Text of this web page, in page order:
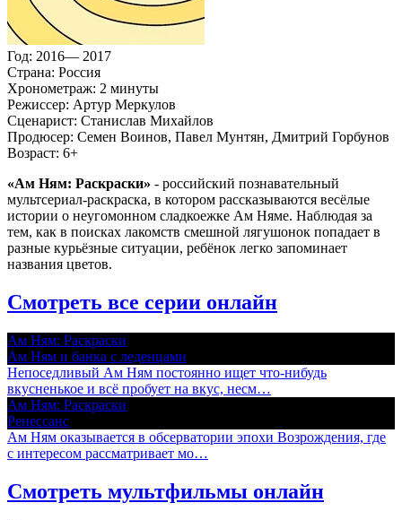
Год: 2016— 2017
Страна: Россия
Хронометраж: 2 минуты
Режиссер: Артур Меркулов
Сценарист: Станислав Михайлов
Продюсер: Семен Воинов, Павел Мунтян, Дмитрий Горбунов
Возраст: 6+
«Ам Ням: Раскраски» - российский познавательный
мультсериал-раскраска, в котором рассказываются весёлые
истории о неугомонном сладкоежке Ам Няме. Наблюдая за
тем, как в поисках лакомств смешной лягушонок попадает в
разные курьёзные ситуации, ребёнок легко запоминает
названия цветов.
Смотреть все серии онлайн
Ам Ням: Раскраски
Ам Ням и банка с леденцами
Непоседливый Ам Ням постоянно ищет что-нибудь
вкусненькое и всё пробует на вкус, несм…
Ам Ням: Раскраски
Ренессанс
Ам Ням оказывается в обсерватории эпохи Возрождения, где
с интересом рассматривает мо…
Смотреть мультфильмы онлайн